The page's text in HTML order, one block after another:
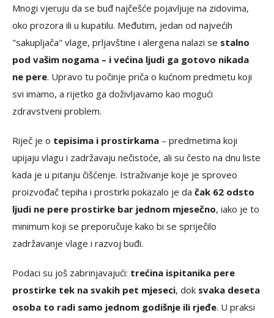
Mnogi vjeruju da se buđ najčešće pojavljuje na zidovima,
oko prozora ili u kupatilu. Međutim, jedan od najvećih
"sakupljača" vlage, prljavštine i alergena nalazi se stalno
pod vašim nogama – i većina ljudi ga gotovo nikada
ne pere. Upravo tu počinje priča o kućnom predmetu koji
svi imamo, a rijetko ga doživljavamo kao mogući
zdravstveni problem.
Riječ je o tepisima i prostirkama – predmetima koji
upijaju vlagu i zadržavaju nečistoće, ali su često na dnu liste
kada je u pitanju čišćenje. Istraživanje koje je sproveo
proizvođač tepiha i prostirki pokazalo je da čak 62 odsto
ljudi ne pere prostirke bar jednom mjesečno, iako je to
minimum koji se preporučuje kako bi se spriječilo
zadržavanje vlage i razvoj buđi.
Podaci su još zabrinjavajući: trećina ispitanika pere
prostirke tek na svakih pet mjeseci, dok svaka deseta
osoba to radi samo jednom godišnje ili rjeđe. U praksi